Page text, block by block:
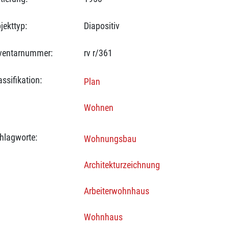
Diapositiv
rv r/361
Plan
Wohnen
Wohnungsbau
Architekturzeichnung
Arbeiterwohnhaus
Wohnhaus